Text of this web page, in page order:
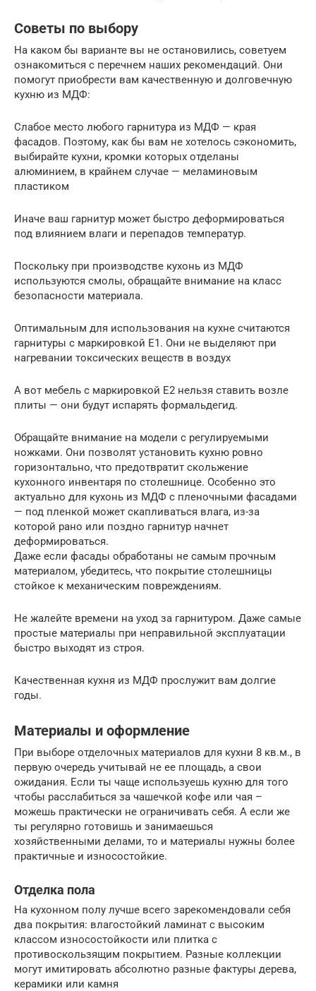
Советы по выбору
На каком бы варианте вы не остановились, советуем
ознакомиться с перечнем наших рекомендаций. Они
помогут приобрести вам качественную и долговечную
кухню из МДФ:
Слабое место любого гарнитура из МДФ — края
фасадов. Поэтому, как бы вам не хотелось сэкономить,
выбирайте кухни, кромки которых отделаны
алюминием, в крайнем случае — меламиновым
пластиком
Иначе ваш гарнитур может быстро деформироваться
под влиянием влаги и перепадов температур.
Поскольку при производстве кухонь из МДФ
используются смолы, обращайте внимание на класс
безопасности материала.
Оптимальным для использования на кухне считаются
гарнитуры с маркировкой Е1. Они не выделяют при
нагревании токсических веществ в воздух
А вот мебель с маркировкой Е2 нельзя ставить возле
плиты — они будут испарять формальдегид.
Обращайте внимание на модели с регулируемыми
ножками. Они позволят установить кухню ровно
горизонтально, что предотвратит скольжение
кухонного инвентаря по столешнице. Особенно это
актуально для кухонь из МДФ с пленочными фасадами
— под пленкой может скапливаться влага, из-за
которой рано или поздно гарнитур начнет
деформироваться.
Даже если фасады обработаны не самым прочным
материалом, убедитесь, что покрытие столешницы
стойкое к механическим повреждениям.
Не жалейте времени на уход за гарнитуром. Даже самые
простые материалы при неправильной эксплуатации
быстро выходят из строя.
Качественная кухня из МДФ прослужит вам долгие
годы.
Материалы и оформление
При выборе отделочных материалов для кухни 8 кв.м., в
первую очередь учитывай не ее площадь, а свои
ожидания. Если ты чаще используешь кухню для того
чтобы расслабиться за чашечкой кофе или чая –
можешь практически не ограничивать себя. А если же
ты регулярно готовишь и занимаешься
хозяйственными делами, то и материалы нужны более
практичные и износостойкие.
Отделка пола
На кухонном полу лучше всего зарекомендовали себя
два покрытия: влагостойкий ламинат с высоким
классом износостойкости или плитка с
противоскользящим покрытием. Разные коллекции
могут имитировать абсолютно разные фактуры дерева,
керамики или камня